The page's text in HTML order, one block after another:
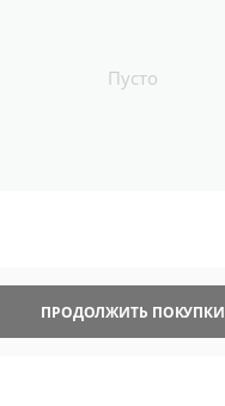
Пусто
ПРОДОЛЖИТЬ ПОКУПКИ